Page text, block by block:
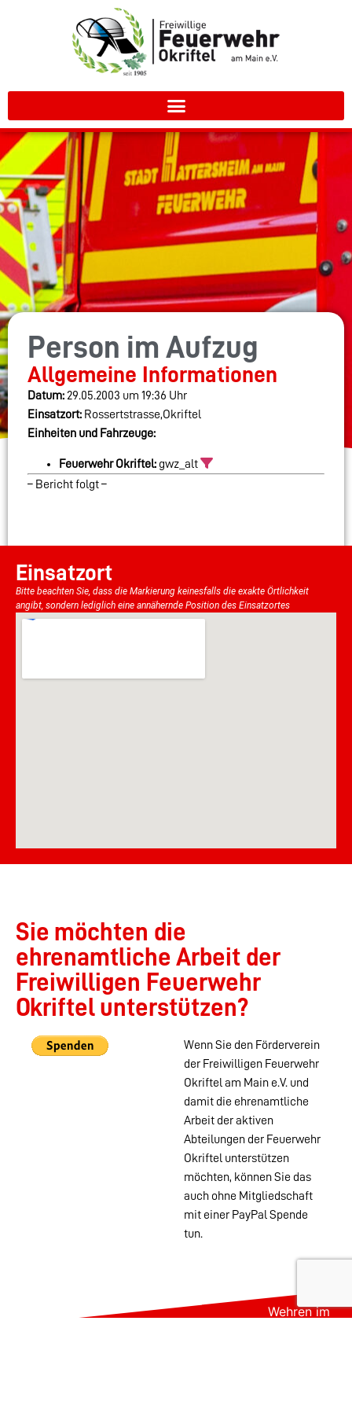
Person im Aufzug
Allgemeine Informationen
Datum: 29.05.2003 um 19:36 Uhr
Einsatzort: Rossertstrasse,Okriftel
Einheiten und Fahrzeuge:
Feuerwehr Okriftel: gwz_alt
– Bericht folgt –
Einsatzort
Bitte beachten Sie, dass die Markierung keinesfalls die exakte Örtlichkeit
angibt, sondern lediglich eine annähernde Position des Einsatzortes
Sie möchten die
ehrenamtliche Arbeit der
Freiwilligen Feuerwehr
Okriftel unterstützen?
Wenn Sie den Förderverein
der Freiwilligen Feuerwehr
Okriftel am Main e.V. und
damit die ehrenamtliche
Arbeit der aktiven
Abteilungen der Feuerwehr
Okriftel unterstützen
möchten, können Sie das
auch ohne Mitgliedschaft
mit einer PayPal Spende
tun.
Wehren im